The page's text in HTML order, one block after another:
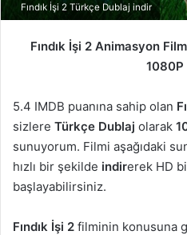
Fındık İşi 2 Türkçe Dublaj indir
Fındık İşi 2 Animasyon
1080P
5.4 IMDB puanına sahip olan
sizlere Türkçe Dublaj olarak
sunuyorum. Filmi aşağıdaki
hızlı bir şekilde indirerek HD
başlayabilirsiniz.
Fındık İşi 2 filminin konusuna